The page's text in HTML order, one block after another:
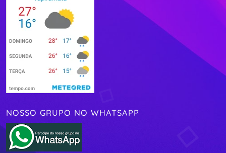
NOSSO GRUPO NO WHATSAPP